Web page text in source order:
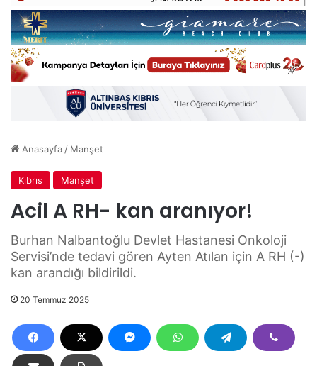
Anasayfa/ Manşet
Kıbrıs Manşet
Acil A RH- kan aranıyor!
Burhan Nalbantoğlu Devlet Hastanesi Onkoloji
Servisi’nde tedavi gören Ayten Atılan için A RH (-)
kan arandığı bildirildi.
20 Temmuz 2025